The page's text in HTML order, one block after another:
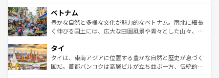
参照してほしい。
容にもいいと評判のスイーツなど、バラエティ豊かな料理
が味わえる。 なお、新着の台湾情報は コンテンツ一覧を参
照してほしい。
き、地方に足を延ばせば四季折々の自然美を楽しむことが
できる。そして、キムチや焼肉、絶品のストリートフード
まで、さまざまな韓国料理が待っている。夜には、韓国な
リティに包まれながら、韓国の多彩な魅力を心ゆくまで味
わってみてほしい。 なお、新着の韓国情報はコンテンツ一
覧を参照してほしい。
ベトナム
豊かな自然と多様な文化が魅力的なベトナム。南北に細長
く伸びる国土には、広大な田園風景や青々とした山々、世
急速な発展と共に伝統が息づく。ハノイの古い町並みやホ
ーチミン市のフランス統治時代の建物も、独特の雰囲気を
醸し出している。また、バラエティの豊かさとおいしさで
タイ
タイは、東南アジアに位置する豊かな自然と歴史が息づく
国だ。首都バンコクは高層ビルが立ち並ぶ一方、伝統的な